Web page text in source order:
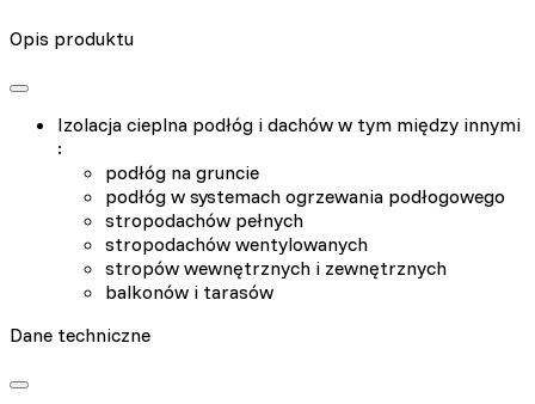
Opis produktu
Izolacja cieplna podłóg i dachów w tym między innymi
:
podłóg na gruncie
podłóg w systemach ogrzewania podłogowego
stropodachów pełnych
stropodachów wentylowanych
stropów wewnętrznych i zewnętrznych
balkonów i tarasów
Dane techniczne